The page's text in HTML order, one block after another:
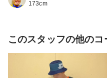
173cm
このスタッフの他のコ